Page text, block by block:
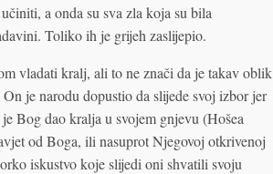
a onda su sva zla koja su bila
Toliko ih je grijeh zaslijepio.
vladati kralj, ali to ne znači da je takav oblik
je narodu dopustio da slijede svoj izbor jer
Bog dao kralja u svojem gnjevu (Hošea
od Boga, ili nasuprot Njegovoj otkrivenoj
iskustvo koje slijedi oni shvatili svoju